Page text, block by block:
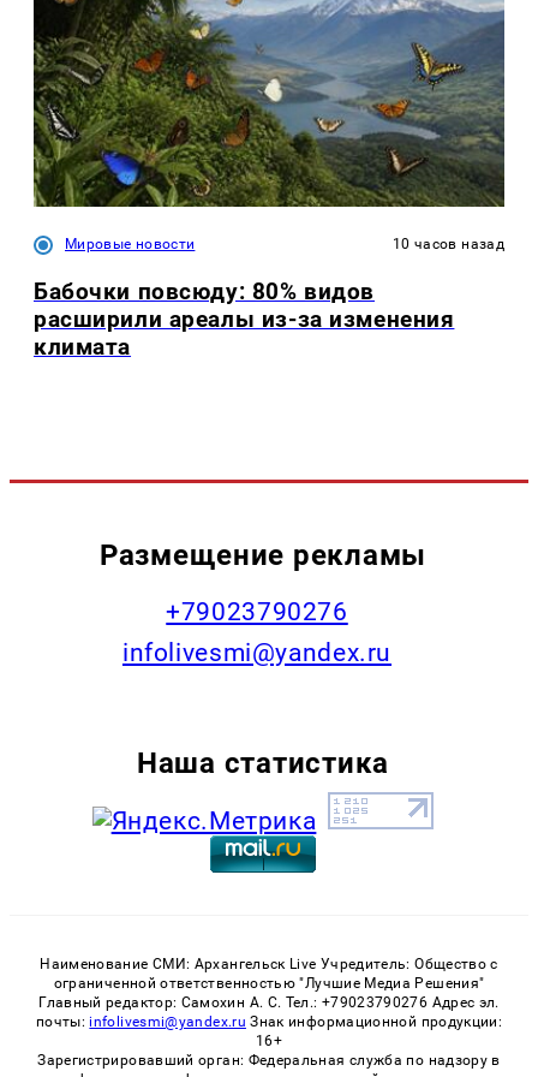
Мировые новости 10 часов назад
Бабочки повсюду: 80% видов
расширили ареалы из-за изменения
климата
Размещение рекламы
+79023790276
infolivesmi@yandex.ru
Наша статистика
Наименование СМИ: Архангельск Live Учредитель: Общество с
ограниченной ответственностью "Лучшие Медиа Решения"
Главный редактор: Самохин А. С. Тел.: +79023790276 Адрес эл.
почты: infolivesmi@yandex.ru Знак информационной продукции:
16+
Зарегистрировавший орган: Федеральная служба по надзору в